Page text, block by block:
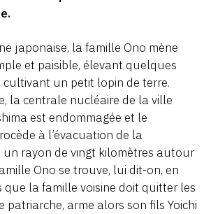
japonaise, la famille Ono mène
et paisible, élevant quelques
un petit lopin de terre.
la centrale nucléaire de la ville
est endommagée et le
à l’évacuation de la
rayon de vingt kilomètres autour
Ono se trouve, lui dit-on, en
que la famille voisine doit quitter les
patriarche, arme alors son fils Yoichi